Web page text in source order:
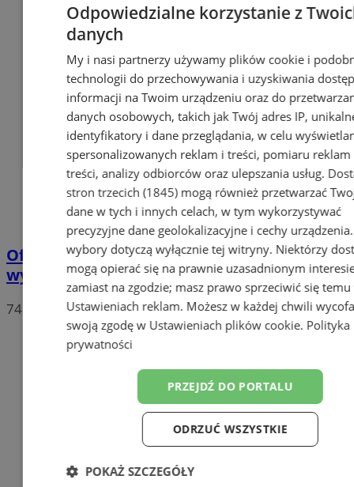
Oficjalne wyniki wyborów: W Chorzowie
wygrywa Rafał Trzaskowski!
74
Odpowiedzialne korzystanie z
danych
My i nasi partnerzy używamy plików cookie i
technologii do przechowywania i uzyskiwania
informacji na Twoim urządzeniu oraz do
danych osobowych, takich jak Twój adres IP,
identyfikatory i dane przeglądania, w celu
spersonalizowanych reklam i treści, pomiaru reklam
treści, analizy odbiorców oraz ulepszania usług.
stron trzecich (1845)mogą również przetwarzać
dane w tych i innych celach, w tym wykorzystywać
precyzyjne dane geolokalizacyjne i cechy
wybory dotyczą wyłącznie tej witryny. Niektórzy
mogą opierać się na prawnie uzasadnionym
zamiast na zgodzie; masz prawo sprzeciwić się temu
Ustawieniach reklam. Możesz w każdej chwili
swoją zgodę w Ustawieniach plików cookie. Polityka
prywatności
PRZEJDŹ DO PORTALU
ODRZUĆ WSZYSTKIE
POKAŻ SZCZEGÓŁY